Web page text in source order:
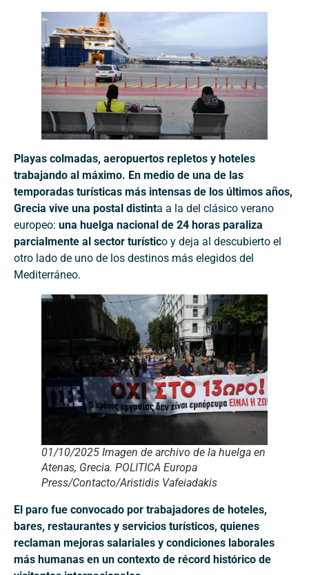
Playas colmadas, aeropuertos repletos y hoteles
trabajando al máximo. En medio de una de las
temporadas turísticas más intensas de los últimos años,
Grecia vive una postal distinta a la del clásico verano
europeo: una huelga nacional de 24 horas paraliza
parcialmente al sector turístico y deja al descubierto el
otro lado de uno de los destinos más elegidos del
Mediterráneo.
01/10/2025 Imagen de archivo de la huelga en
Atenas, Grecia. POLITICA Europa
Press/Contacto/Aristidis Vafeiadakis
El paro fue convocado por trabajadores de hoteles,
bares, restaurantes y servicios turísticos, quienes
reclaman mejoras salariales y condiciones laborales
más humanas en un contexto de récord histórico de